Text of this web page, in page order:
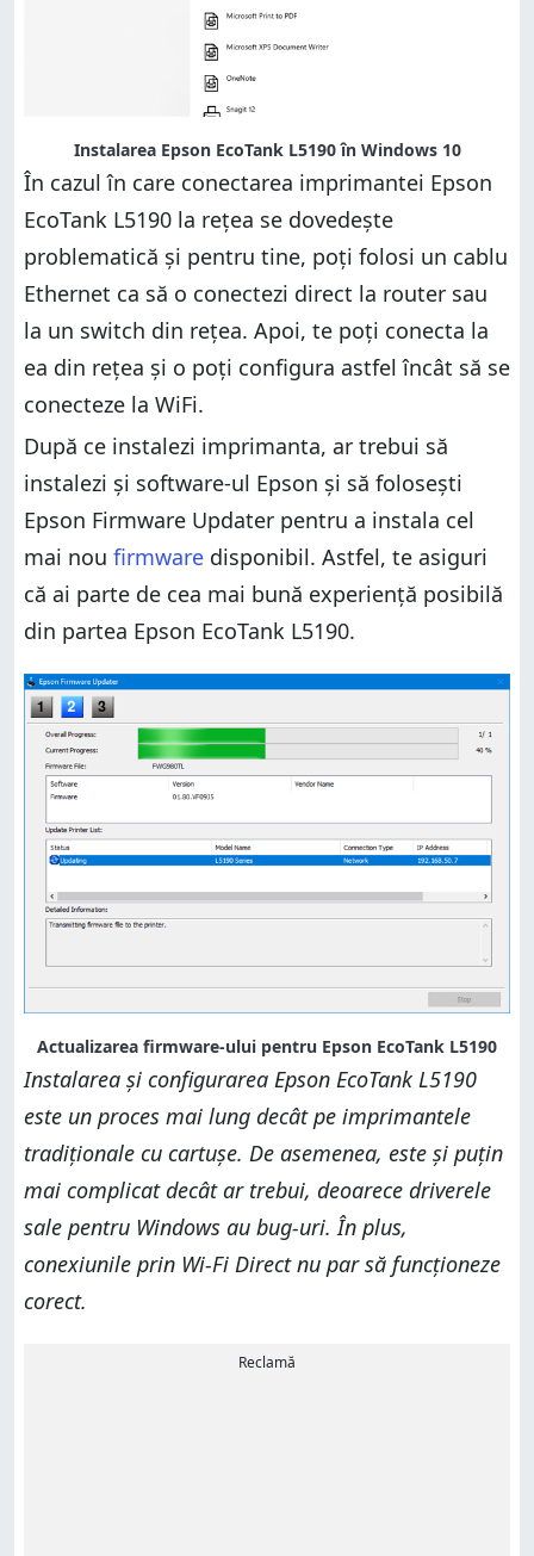
Instalarea Epson EcoTank L5190 în Windows 10
În cazul în care conectarea imprimantei Epson
EcoTank L5190 la rețea se dovedește
problematică și pentru tine, poți folosi un cablu
Ethernet ca să o conectezi direct la router sau
la un switch din rețea. Apoi, te poți conecta la
ea din rețea și o poți configura astfel încât să se
conecteze la WiFi.
După ce instalezi imprimanta, ar trebui să
instalezi și software-ul Epson și să folosești
Epson Firmware Updater pentru a instala cel
mai nou firmware disponibil. Astfel, te asiguri
că ai parte de cea mai bună experiență posibilă
din partea Epson EcoTank L5190.
Actualizarea firmware-ului pentru Epson EcoTank L5190
Instalarea și configurarea Epson EcoTank L5190
este un proces mai lung decât pe imprimantele
tradiționale cu cartușe. De asemenea, este și puțin
mai complicat decât ar trebui, deoarece driverele
sale pentru Windows au bug-uri. În plus,
conexiunile prin Wi-Fi Direct nu par să funcționeze
corect.
Reclamă